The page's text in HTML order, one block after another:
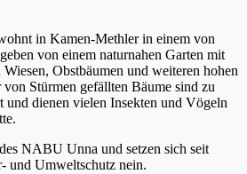
in Kamen-Methler in einem von
von einem naturnahen Garten mit
Obstbäumen und weiteren hohen
Stürmen gefällten Bäume sind zu
und dienen vielen Insekten und Vögeln
NABU Unna und setzen sich seit
und Umweltschutz nein.